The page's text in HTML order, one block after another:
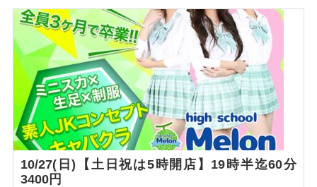
10/27(日)【土日祝は5時開店】19時半迄60分
3400円